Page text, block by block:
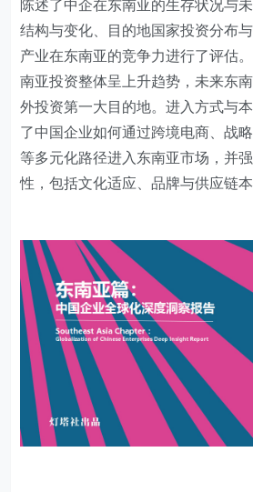
陈述了中企在东南亚的生存状况与
结构与变化、目的地国家投资分布
产业在东南亚的竞争力进行了评估
南亚投资整体呈上升趋势，未来东
外投资第一大目的地。进入方式与
了中国企业如何通过跨境电商、战
等多元化路径进入东南亚市场，并
性，包括文化适应、品牌与供应链本